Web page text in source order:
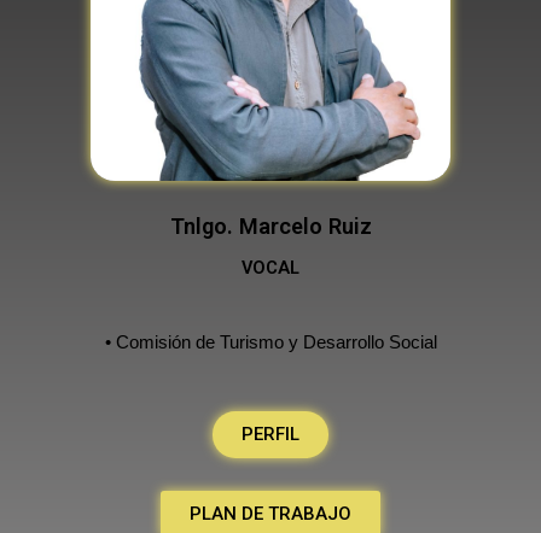
Tnlgo. Marcelo Ruiz
VOCAL
• Comisión de Turismo y Desarrollo Social
PERFIL
PLAN DE TRABAJO